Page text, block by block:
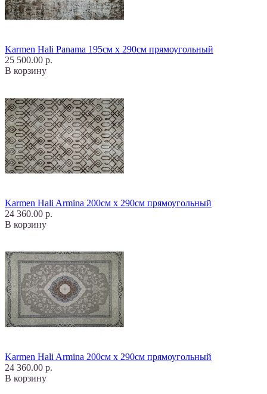
Karmen Hali Panama 195см х 290см прямоугольный
25 500.00 р.
В корзину
Karmen Hali Armina 200см х 290см прямоугольный
24 360.00 р.
В корзину
Karmen Hali Armina 200см х 290см прямоугольный
24 360.00 р.
В корзину